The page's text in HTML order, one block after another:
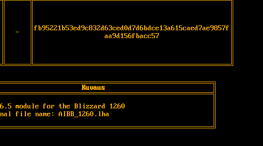
-
fb95221b53ed9c832d63ced0d7d6bdce13a615caed7ae9857f
aa9d156fbacc57
Kuvaus
6.5 module for the Blizzard 1260
file name: AIBB_1260.lha